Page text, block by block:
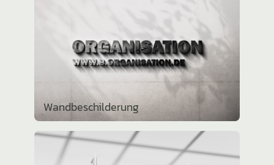
Wandbe­schil­de­rung